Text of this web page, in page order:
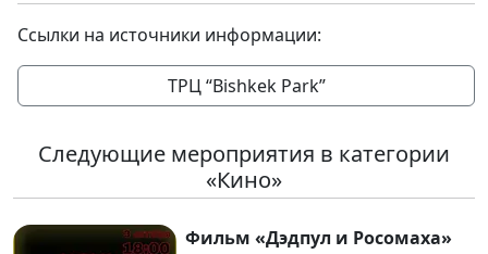
Ссылки на источники информации:
ТРЦ “Bishkek Park”
Следующие мероприятия в категории
«Кино»
Фильм «Дэдпул и Росомаха»